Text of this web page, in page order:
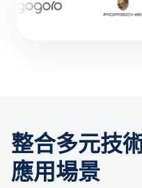
整合多元技
應用場景